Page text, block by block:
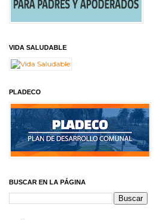
VIDA SALUDABLE
PLADECO
BUSCAR EN LA PÁGINA